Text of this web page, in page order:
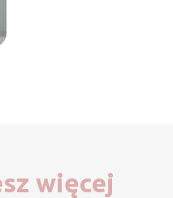
więcej